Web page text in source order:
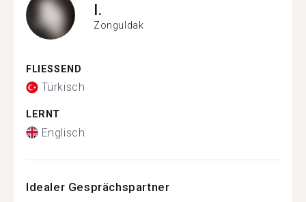
I.
Zonguldak
FLIESSEND
Türkisch
LERNT
Englisch
Idealer Gesprächspartner